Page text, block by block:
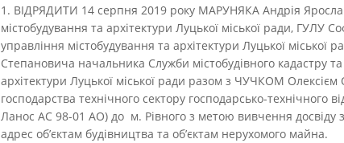
1. ВІДРЯДИТИ 14 серпня 2019 року МАРУНЯКА Андрія
містобудування та архітектури Луцької міської ради, ГУЛУ
управління містобудування та архітектури Луцької
Степановича начальника Служби містобудівного кадастру
архітектури Луцької міської ради разом з ЧУЧКОМ
господарства технічного сектору господарсько-технічного
Ланос АС 98-01 АО) до м. Рівного з метою вивчення досвіду
адрес об’єктам будівництва та об’єктам нерухомого майна.